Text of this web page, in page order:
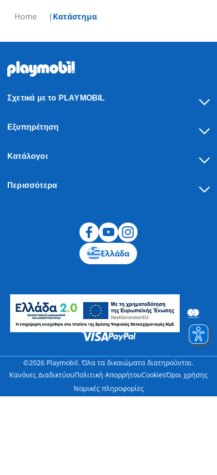
Home Κατάστημα
Σχετικά με το PLAYMOBIL
Εξυπηρέτηση
Κατάλογοι
Περισσότερα
Ελλάδα
©2026 Playmobil. Όλα τα δικαιώματα διατηρούνται.
Κανόνες ΔιαδικτύουΠολιτική ΑπορρήτουCookiesΌροι χρήσης
Νομικές πληροφορίες